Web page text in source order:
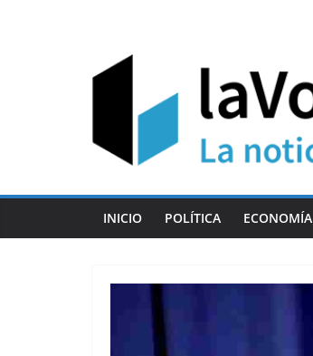
INICIO POLÍTICA ECONOMÍA